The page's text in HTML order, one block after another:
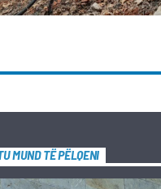
MUND TË PËLQENI